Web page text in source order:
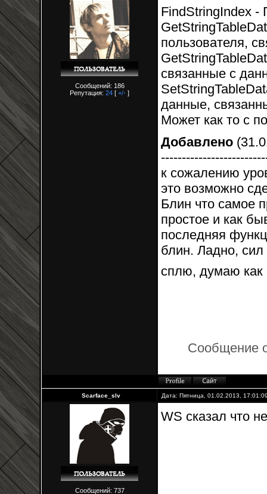
Сообщений: 186
Репутация: 24 [ +/- ]
FindStringIndex -
пользователя,
связанные с
данные,
Может как то с
Добавлено
к сожалению
это возможно
Блин что самое
простое и как
последняя
блин. Ладно, сил
сплю, думаю как
Сообщение
Scarface_slv Дата: Пятница, 01.02.2013,
Сообщений: 737
WS сказал что